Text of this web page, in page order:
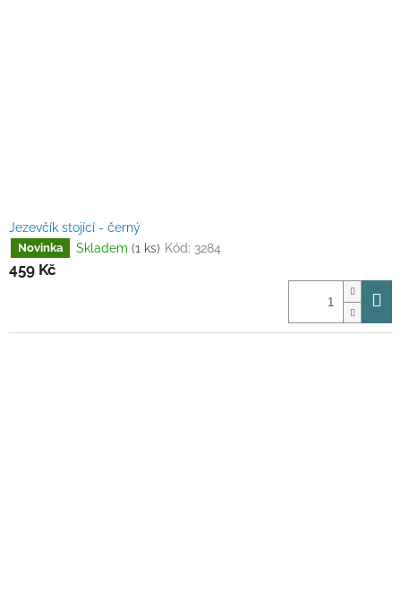
Jezevčík stojící - černý
Novinka Skladem (1 ks) Kód: 3284
459 Kč